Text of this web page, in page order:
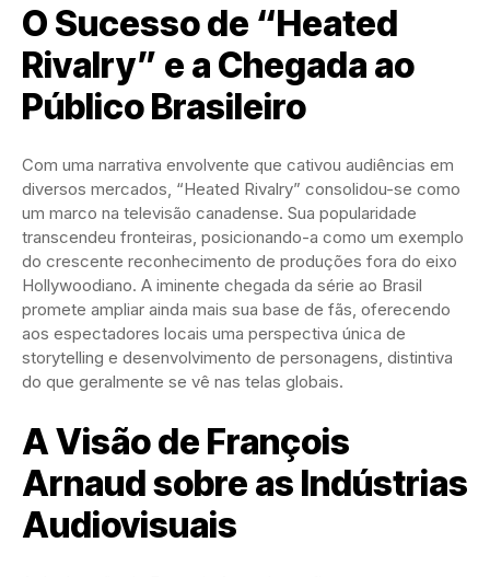
O Sucesso de “Heated
Rivalry” e a Chegada ao
Público Brasileiro
Com uma narrativa envolvente que cativou audiências em
diversos mercados, “Heated Rivalry” consolidou-se como
um marco na televisão canadense. Sua popularidade
transcendeu fronteiras, posicionando-a como um exemplo
do crescente reconhecimento de produções fora do eixo
Hollywoodiano. A iminente chegada da série ao Brasil
promete ampliar ainda mais sua base de fãs, oferecendo
aos espectadores locais uma perspectiva única de
storytelling e desenvolvimento de personagens, distintiva
do que geralmente se vê nas telas globais.
A Visão de François
Arnaud sobre as Indústrias
Audiovisuais